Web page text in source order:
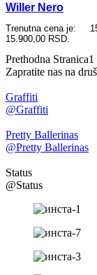
Willer Nero
Trenutna cena je:
15.900,00 RSD.
Prethodna Stranica1
Zapratite nas na
Graffiti
@Graffiti
Pretty Ballerinas
@Pretty Ballerinas
Status
@Status